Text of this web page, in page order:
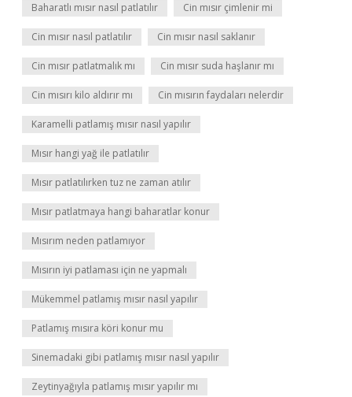
Baharatlı mısır nasıl patlatılır Cin mısır çimlenir mi
Cin mısır nasıl patlatılır Cin mısır nasıl saklanır
Cin mısır patlatmalık mı Cin mısır suda haşlanır mı
Cin mısırı kilo aldırır mı Cin mısırın faydaları nelerdir
Karamelli patlamış mısır nasıl yapılır
Mısır hangi yağ ile patlatılır
Mısır patlatılırken tuz ne zaman atılır
Mısır patlatmaya hangi baharatlar konur
Mısırım neden patlamıyor
Mısırın iyi patlaması için ne yapmalı
Mükemmel patlamış mısır nasıl yapılır
Patlamış mısıra köri konur mu
Sinemadaki gibi patlamış mısır nasıl yapılır
Zeytinyağıyla patlamış mısır yapılır mı